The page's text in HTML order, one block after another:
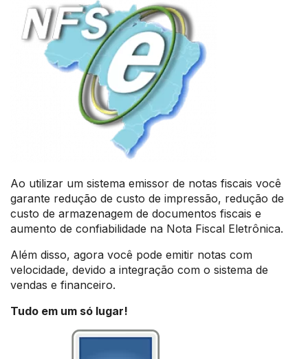
Ao utilizar um sistema emissor de notas fiscais você
garante redução de custo de impressão, redução de
custo de armazenagem de documentos fiscais e
aumento de confiabilidade na Nota Fiscal Eletrônica.
Além disso, agora você pode emitir notas com
velocidade, devido a integração com o sistema de
vendas e financeiro.
Tudo em um só lugar!